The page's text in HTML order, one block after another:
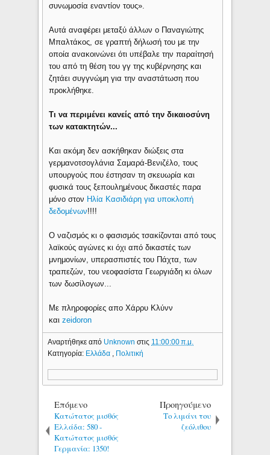
συνωμοσία εναντίον τους».
Αυτά αναφέρει μεταξύ άλλων ο Παναγιώτης
Μπαλτάκος, σε γραπτή δήλωσή του με την
οποία ανακοινώνει ότι υπέβαλε την παραίτησή
του από τη θέση του γγ της κυβέρνησης και
ζητάει συγγνώμη για την αναστάτωση που
προκλήθηκε.
Τι να περιμένει κανείς από την δικαιοσύνη
των κατακτητών...
Και ακόμη δεν ασκήθηκαν διώξεις στα
γερμανοτσογλάνια Σαμαρά-Βενιζέλο, τους
υπουργούς που έστησαν τη σκευωρία και
φυσικά τους ξεπουλημένους δικαστές παρα
μόνο στον Ηλία Κασιδιάρη για υποκλοπή
δεδομένων!!!!
Ο ναζισμός κι ο φασισμός τσακίζονται από τους
λαϊκούς αγώνες κι όχι από δικαστές των
μνημονίων, υπερασπιστές του Πάχτα, των
τραπεζών, του νεοφασίστα Γεωργιάδη κι όλων
των δωσίλογων...
Με πληροφορίες απο Χάρρυ Κλύνν
καιzeidoron
Αναρτήθηκε από Unknownστις 11:00:00 π.μ.
Κατηγορία: Ελλάδα Πολιτική
Επόμενο
Κατώτατος μισθός
Ελλάδα: 580 -
Κατώτατος μισθός
Γερμανία: 1350!
Προηγούμενο
Το λιμάνι του
ζεόλιθου